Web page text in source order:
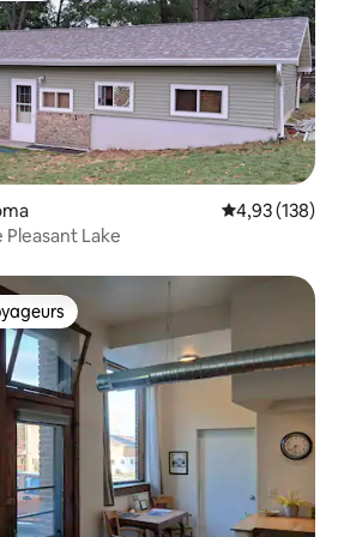
Évaluation
4,93 (138)
Lake
les plus appréciés